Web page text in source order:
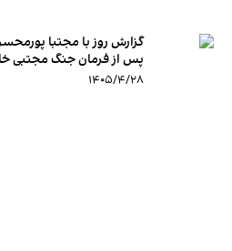
گزارش روز با مجتبا
پس از فرمان جنگ مجتبی
۱۴۰۵/۴/۲۸